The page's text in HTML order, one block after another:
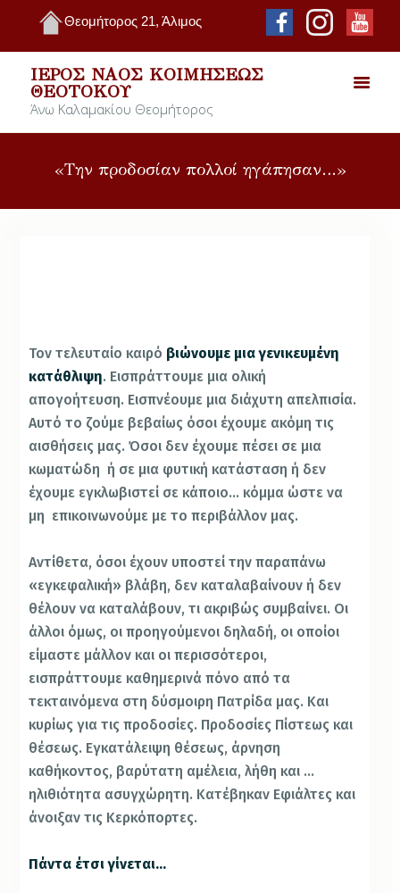
Θεομήτορος 21, Άλιμος
ΙΕΡΌΣ ΝΑΌΣ ΚΟΙΜΉΣΕΩΣ
ΘΕΟΤΌΚΟΥ
Άνω Καλαμακίου Θεομήτορος
«Την προδοσίαν πολλοί ηγάπησαν…»
Τον τελευταίο καιρό βιώνουμε μια γενικευμένη
κατάθλιψη. Εισπράττουμε μια ολική
απογοήτευση. Εισπνέουμε μια διάχυτη απελπισία.
Αυτό το ζούμε βεβαίως όσοι έχουμε ακόμη τις
αισθήσεις μας. Όσοι δεν έχουμε πέσει σε μια
κωματώδη ή σε μια φυτική κατάσταση ή δεν
έχουμε εγκλωβιστεί σε κάποιο… κόμμα ώστε να
μη επικοινωνούμε με το περιβάλλον μας.
Αντίθετα, όσοι έχουν υποστεί την παραπάνω
«εγκεφαλική» βλάβη, δεν καταλαβαίνουν ή δεν
θέλουν να καταλάβουν, τι ακριβώς συμβαίνει. Οι
άλλοι όμως, οι προηγούμενοι δηλαδή, οι οποίοι
είμαστε μάλλον και οι περισσότεροι,
εισπράττουμε καθημερινά πόνο από τα
τεκταινόμενα στη δύσμοιρη Πατρίδα μας. Και
κυρίως για τις προδοσίες. Προδοσίες Πίστεως και
θέσεως. Εγκατάλειψη θέσεως, άρνηση
καθήκοντος, βαρύτατη αμέλεια, λήθη και …
ηλιθιότητα ασυγχώρητη. Κατέβηκαν Εφιάλτες και
άνοιξαν τις Κερκόπορτες.
Πάντα έτσι γίνεται…